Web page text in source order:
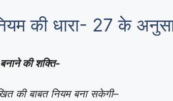
की धारा- 27 के
की शक्ति-
की बाबत नियम बना सकेगी–